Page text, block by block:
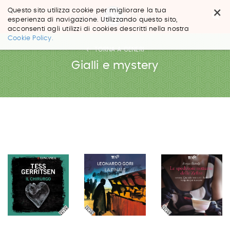
×
Questo sito utilizza cookie per migliorare la tua
esperienza di navigazione. Utilizzando questo sito,
acconsenti agli utilizzi di cookies descritti nella nostra
Cookie Policy.
Salta
contenuti.
Salta
Gialli e mystery
TORNA A GENERI